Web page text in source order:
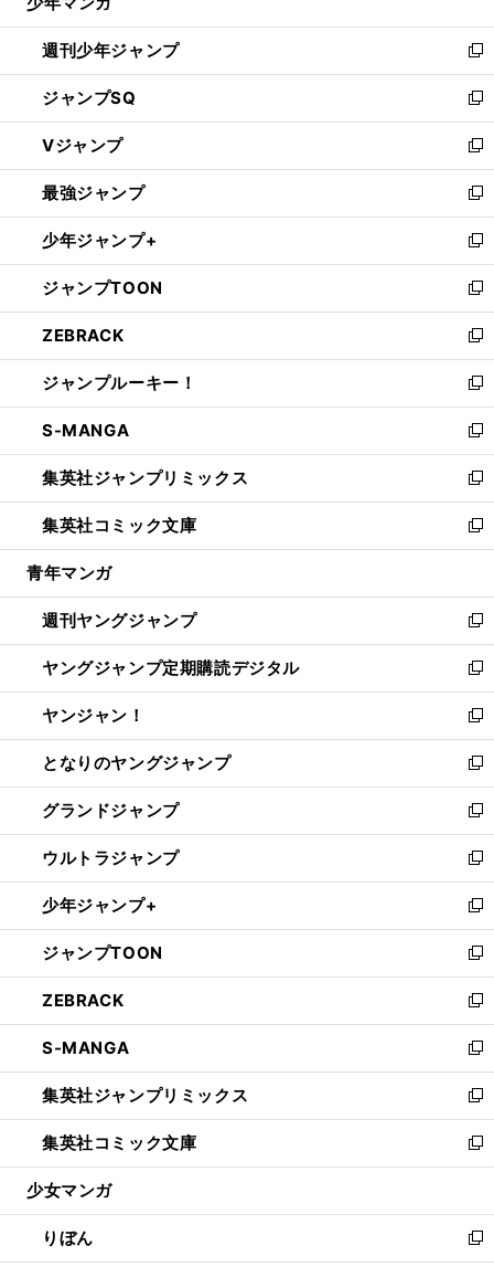
開
く
週刊少年ジャンプ
新
し
い
ウ
ィ
ン
ド
ウ
で
開
く
ジャンプSQ
新
し
い
ウ
ィ
ン
ド
ウ
で
開
く
Vジャンプ
新
し
い
ウ
ィ
ン
ド
ウ
で
開
く
最強ジャンプ
新
し
い
ウ
ィ
ン
ド
ウ
で
開
く
少年ジャンプ+
新
し
い
ウ
ィ
ン
ド
ウ
で
開
く
ジャンプTOON
新
し
い
ウ
ィ
ン
ド
ウ
で
開
く
ZEBRACK
新
し
い
ウ
ィ
ン
ド
ウ
で
開
ジャンプルーキー！
新
し
い
ウ
ィ
ン
ド
ウ
開
く
S-MANGA
新
し
い
ウ
ィ
ン
ウ
で
開
く
集英社ジャンプリミックス
新
し
い
ウ
ン
ド
ウ
で
開
く
集英社コミック文庫
新
し
ウ
ィ
ン
ド
ウ
で
開
く
青年マンガ
週刊ヤングジャンプ
新
し
い
ウ
ィ
ン
ド
ウ
で
開
く
ヤングジャンプ定期購読デジタル
新
し
い
ウ
ィ
ン
ド
ウ
で
開
く
ヤンジャン！
新
し
い
ウ
ィ
ン
ド
ウ
で
開
く
となりのヤングジャンプ
新
し
い
ウ
ィ
ン
ド
ウ
で
開
く
グランドジャンプ
新
し
い
ウ
ィ
ン
ド
ウ
で
開
く
ウルトラジャンプ
新
し
い
ウ
ィ
ン
ド
ウ
で
開
く
少年ジャンプ+
新
し
い
ウ
ィ
ン
ド
ウ
で
開
く
ジャンプTOON
新
し
い
ウ
ィ
ン
ド
ウ
で
開
ZEBRACK
新
し
い
ウ
ィ
ン
ド
ウ
開
く
S-MANGA
新
し
い
ウ
ィ
ン
ウ
で
開
集英社ジャンプリミックス
新
し
い
ウ
ン
ド
ウ
集英社コミック文庫
新
し
ウ
ィ
少女マンガ
りぼん
新